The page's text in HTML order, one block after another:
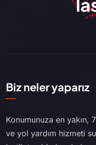
Biz neler yaparız
Konumunuza en yakın,
ve yol yardım hizmeti